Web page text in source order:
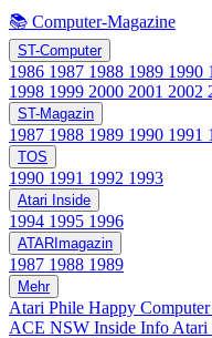
📚 Computer-Magazine
ST-Computer
1986 1987 1988 1989 1990
1998 1999 2000 2001 2002
ST-Magazin
1987 1988 1989 1990 1991
TOS
1990 1991 1992 1993
Atari Inside
1994 1995 1996
ATARImagazin
1987 1988 1989
Mehr
Atari Phile Happy Computer
ACE NSW Inside Info Atari